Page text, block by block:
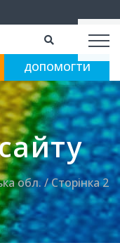
ДОПОМОГТИ
обл. / Сторінка 2